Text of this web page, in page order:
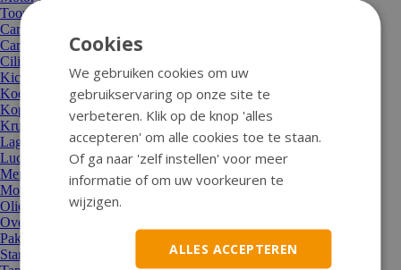
Toon alle Motor en aandrijving
Carburateur/sproeier/choke
Carterdeksel
Cilinders, koppen, zuigers
Kickstarters en onderdelen
Koeling/thermostaat/waterpomp
Koppelingen en delen
Krukassen + moeren
Lagers en keerringen
Luchtfilters
Membraan en spruitstuk
Motorblok compleet
Oliepompen en -delen
Overige motordelen
Pakkingen
Startmotor/Startkoppeling+delen
Cookies
We gebruiken cookies om uw
gebruikservaring op onze site te
verbeteren. Klik op de knop 'alles
accepteren' om alle cookies toe te staan.
Of ga naar 'zelf instellen' voor meer
informatie of om uw voorkeuren te
wijzigen.
ALLES ACCEPTEREN